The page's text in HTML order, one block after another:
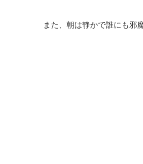
また、朝は静かで誰にも邪